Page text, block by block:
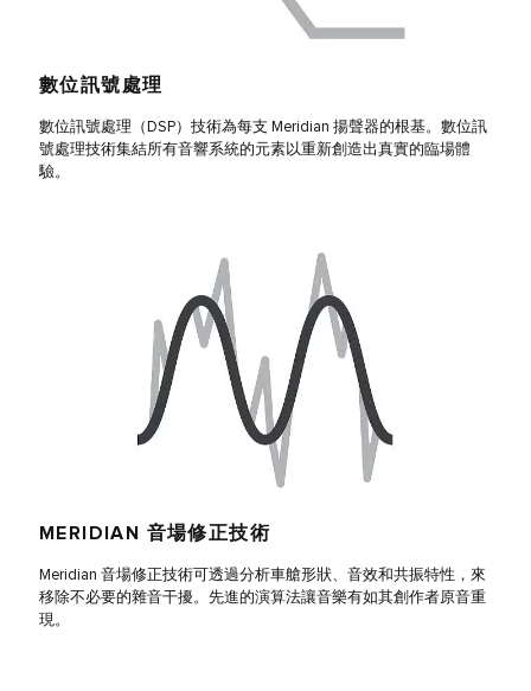
數位訊號處理
數位訊號處理（DSP）技術為每支 Meridian 揚聲器的根基。數位訊
號處理技術集結所有音響系統的元素以重新創造出真實的臨場體
驗。
MERIDIAN 音場修正技術
Meridian 音場修正技術可透過分析車艙形狀、音效和共振特性，來
移除不必要的雜音干擾。先進的演算法讓音樂有如其創作者原音重
現。